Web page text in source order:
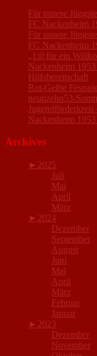
Für unsere
FC Nackenheim
Für unsere
FC Nackenheim
„1:0 für ein
Nackenheim
Hilfsbereitschaft
Rot-Gelbe
neunzehn53-
Nackenheim
Archives
► 2025
Juli
Mai
April
März
► 2024
Dezember
September
August
Juni
Mai
April
März
Februar
Januar
► 2023
Dezember
November